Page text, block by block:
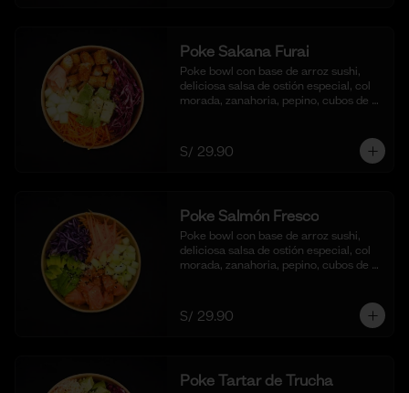
Poke Sakana Furai
Poke bowl con base de arroz sushi,
deliciosa salsa de ostión especial, col
morada, zanahoria, pepino, cubos de
S/ 29.90
Poke Salmón Fresco
Poke bowl con base de arroz sushi,
deliciosa salsa de ostión especial, col
morada, zanahoria, pepino, cubos de
S/ 29.90
Poke Tartar de Trucha